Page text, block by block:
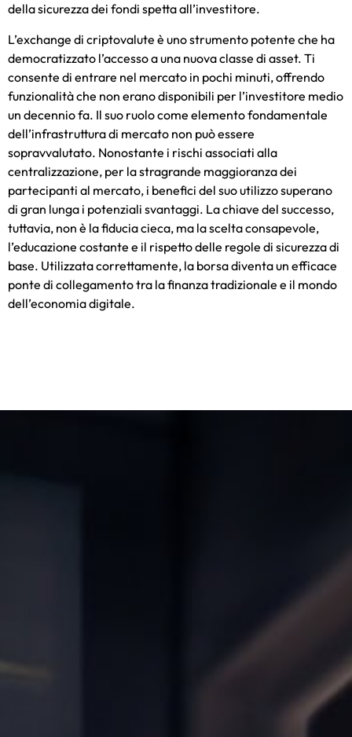
della sicurezza dei fondi spetta all’investitore.
L’exchange di criptovalute è uno strumento potente che ha
democratizzato l’accesso a una nuova classe di asset. Ti
consente di entrare nel mercato in pochi minuti, offrendo
funzionalità che non erano disponibili per l’investitore medio
un decennio fa. Il suo ruolo come elemento fondamentale
dell’infrastruttura di mercato non può essere
sopravvalutato. Nonostante i rischi associati alla
centralizzazione, per la stragrande maggioranza dei
partecipanti al mercato, i benefici del suo utilizzo superano
di gran lunga i potenziali svantaggi. La chiave del successo,
tuttavia, non è la fiducia cieca, ma la scelta consapevole,
l’educazione costante e il rispetto delle regole di sicurezza di
base. Utilizzata correttamente, la borsa diventa un efficace
ponte di collegamento tra la finanza tradizionale e il mondo
dell’economia digitale.